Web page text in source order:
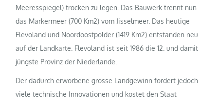
Meeresspiegel) trocken zu legen. Das Bauwerk trennt nun
das Markermeer (700 Km2) vom Jisselmeer. Das heutige
Flevoland und Noordoostpolder (1419 Km2) entstanden neu
auf der Landkarte. Flevoland ist seit 1986 die 12. und damit
jüngste Provinz der Niederlande.
Der dadurch erworbene grosse Landgewinn fordert jedoch
viele technische Innovationen und kostet den Staat